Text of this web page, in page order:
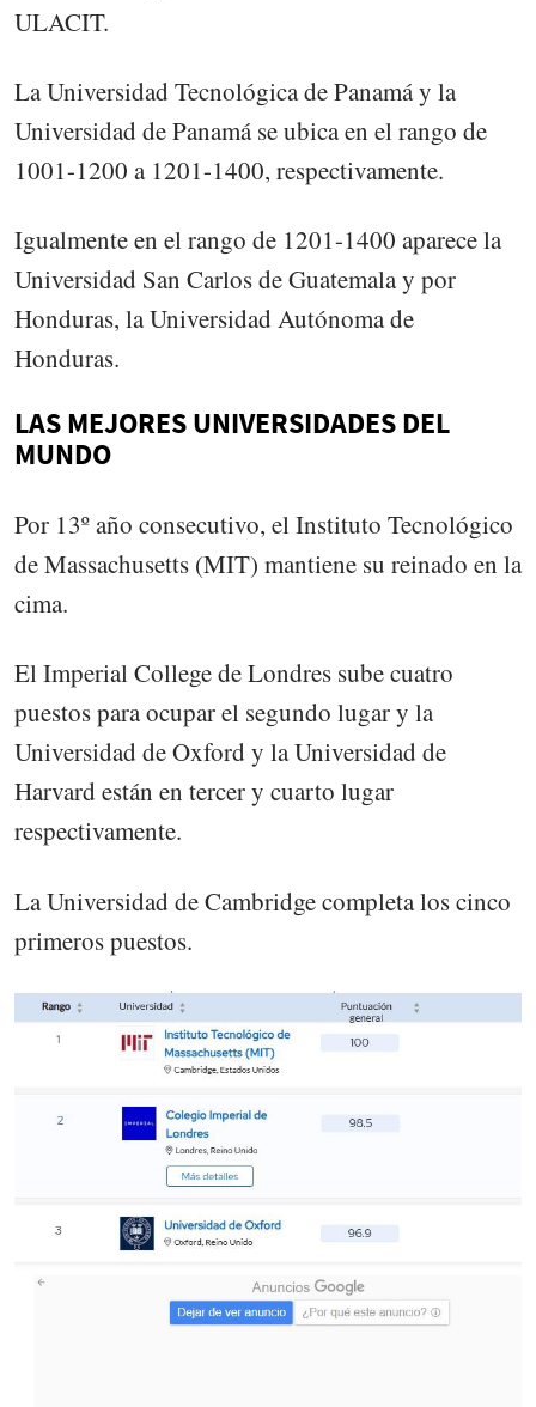
ULACIT.
La Universidad Tecnológica de Panamá y la
Universidad de Panamá se ubica en el rango de
1001-1200 a 1201-1400, respectivamente.
Igualmente en el rango de 1201-1400 aparece la
Universidad San Carlos de Guatemala y por
Honduras, la Universidad Autónoma de
Honduras.
LAS MEJORES UNIVERSIDADES DEL
MUNDO
Por 13º año consecutivo, el Instituto Tecnológico
de Massachusetts (MIT) mantiene su reinado en la
cima.
El Imperial College de Londres sube cuatro
puestos para ocupar el segundo lugar y la
Universidad de Oxford y la Universidad de
Harvard están en tercer y cuarto lugar
respectivamente.
La Universidad de Cambridge completa los cinco
primeros puestos.